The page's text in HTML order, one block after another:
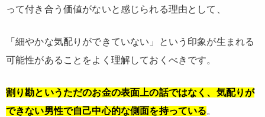
って付き合う価値がないと感じられる理由として、
「細やかな気配りができていない」という印象が生まれる
可能性があることをよく理解しておくべきです。
割り勘というただのお金の表面上の話ではなく、気配りが
できない男性で自己中心的な側面を持っている。